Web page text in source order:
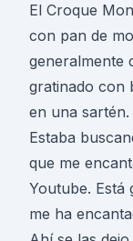
El Croque
con pan de
generalmente
gratinado con
en una sartén.
Estaba
que me
Youtube. Está
me ha